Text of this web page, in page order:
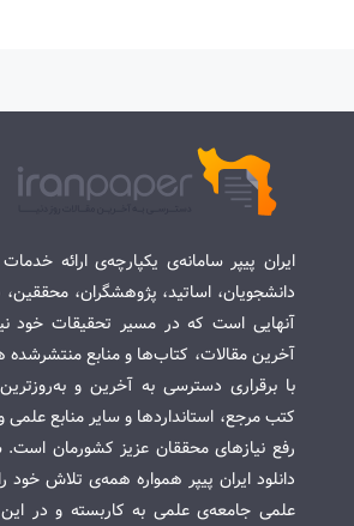
ایران پیپر سامانه‌ی یکپارچه‌ی ارائه
دانشجویان، اساتید، پژوهشگران،
آنهایی است که در مسیر تحقیقات خود
آخرین مقالات، کتاب‌ها و منابع منتشرشده
با برقراری دسترسی به آخرین و
کتب مرجع، استانداردها و سایر منابع
رفع نیازهای محققان عزیز کشورمان است.
دانلود ایران پیپر همواره همه‌ی تلاش خود
علمی جامعه‌ی علمی به کاربسته و در